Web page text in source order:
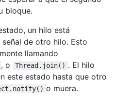
bloque.
un hilo está
señal de otro hilo. Esto
llamando
, o Thread.join() . El hilo
este estado hasta que otro
o muera.